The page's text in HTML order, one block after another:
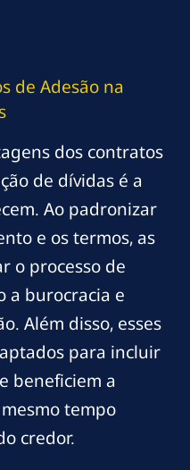
de Adesão na
dos contratos
de dívidas é a
Ao padronizar
e os termos, as
o processo de
a burocracia e
Além disso, esses
para incluir
beneficiem a
tempo
credor.